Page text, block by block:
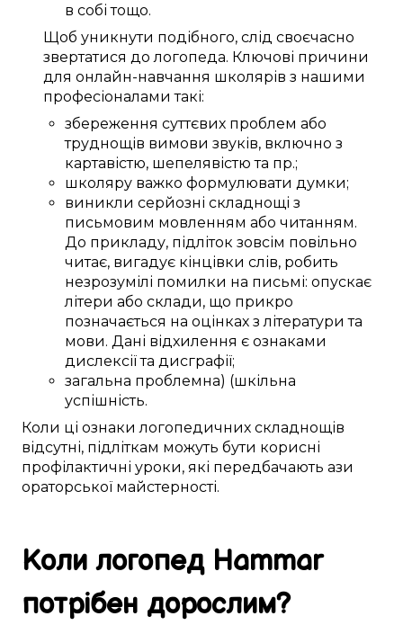
в собі тощо.
Щоб уникнути подібного, слід своєчасно
звертатися до логопеда. Ключові причини
для онлайн-навчання школярів з нашими
професіоналами такі:
збереження суттєвих проблем або
труднощів вимови звуків, включно з
картавістю, шепелявістю та пр.;
школяру важко формулювати думки;
виникли серйозні складнощі з
письмовим мовленням або читанням.
До прикладу, підліток зовсім повільно
читає, вигадує кінцівки слів, робить
незрозумілі помилки на письмі: опускає
літери або склади, що прикро
позначається на оцінках з літератури та
мови. Дані відхилення є ознаками
дислексії та дисграфії;
загальна проблемна) (шкільна
успішність.
Коли ці ознаки логопедичних складнощів
відсутні, підліткам можуть бути корисні
профілактичні уроки, які передбачають ази
ораторської майстерності.
Коли логопед Hammar
потрібен дорослим?